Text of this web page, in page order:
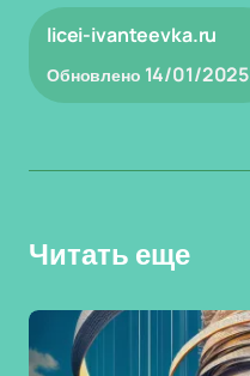
licei-ivanteevka.ru
Обновлено 14/01/2025
Читать еще